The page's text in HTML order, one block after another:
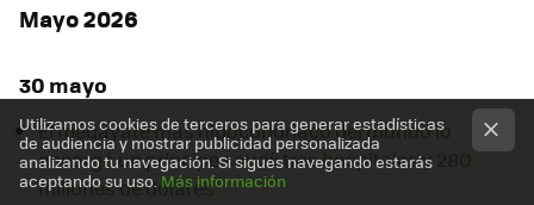
Mayo 2026
30 mayo
El megayate más hipocondríaco del mundo lo
encargó un príncipe saudí: tres hospitales y 280
millones de dólares
Utilizamos cookies de terceros para generar estadísticas
de audiencia y mostrar publicidad personalizada
analizando tu navegación. Si sigues navegando estarás
aceptando su uso.Más información